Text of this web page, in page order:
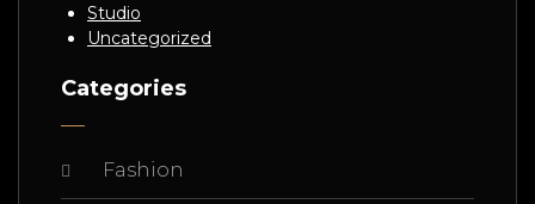
Studio
Uncategorized
Categories
Fashion